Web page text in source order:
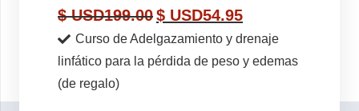
$ USD199.00$ USD54.95
Curso de Adelgazamiento y drenaje
linfático para la pérdida de peso y edemas
(de regalo)